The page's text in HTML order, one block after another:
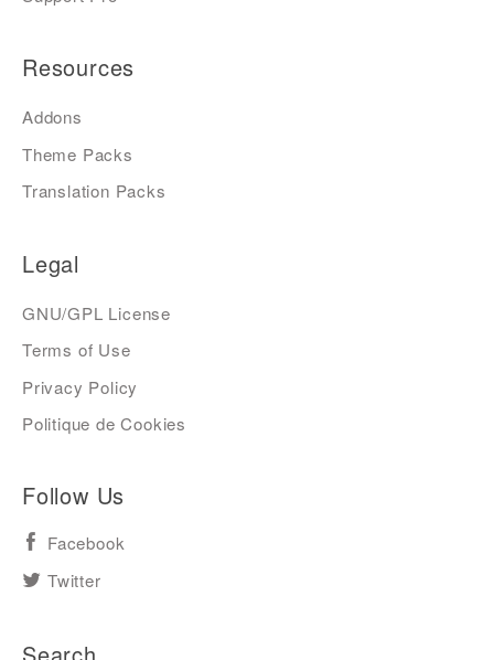
Resources
Addons
Theme Packs
Translation Packs
Legal
GNU/GPL License
Terms of Use
Privacy Policy
Politique de Cookies
Follow Us
Facebook
Twitter